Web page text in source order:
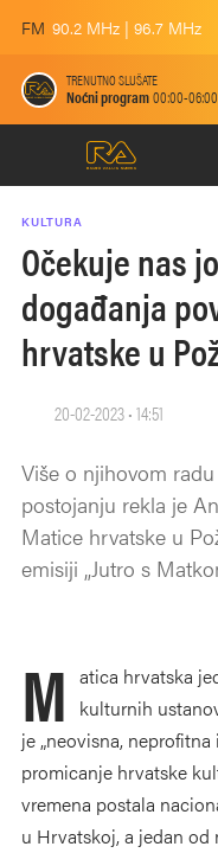
FM 90.2 MHz | 96.7 MHz
TRENUTNO SLUŠATE
Noćni program00:00-06:00
KULTURA
Očekuje nas
događanja
hrvatske u
20-02-2023 • 14:51
Više o njihovom
postojanju rekla je
Matice hrvatske u
emisiji „Jutro s
M atica hrvatska
kulturnih
je „neovisna,
promicanje hrvatske
vremena postala
u Hrvatskoj, a jedan